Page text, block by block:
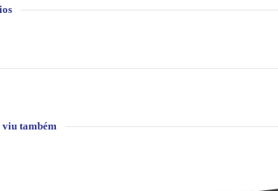
viu também